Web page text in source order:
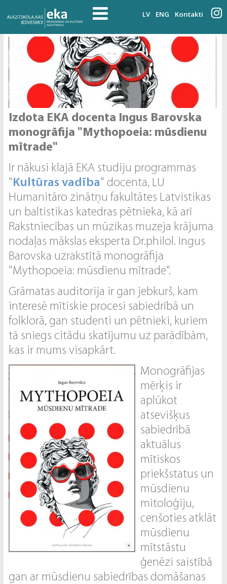
LV ENG Kontakti
Izdota EKA docenta Ingus Barovska
monogrāfija "Mythopoeia: mūsdienu
mītrade"
Ir nākusi klajā EKA studiju programmas
"Kultūras vadība" docenta, LU
Humanitāro zinātņu fakultātes Latvistikas
un baltistikas katedras pētnieka, kā arī
Rakstniecības un mūzikas muzeja krājuma
nodaļas mākslas eksperta Dr.philol. Ingus
Barovska uzrakstītā monogrāfija
"Mythopoeia: mūsdienu mītrade".
Grāmatas auditorija ir gan jebkurš, kam
interesē mītiskie procesi sabiedrībā un
folklorā, gan studenti un pētnieki, kuriem
tā sniegs citādu skatījumu uz parādībām,
kas ir mums visapkārt.
Monogrāfijas
mērķis ir
aplūkot
atsevišķus
sabiedrībā
aktuālus
mītiskos
priekšstatus un
mūsdienu
mitoloģiju,
cenšoties atklāt
mūsdienu
mītstāstu
ģenēzi saistībā
gan ar mūsdienu sabiedrības domāšanas